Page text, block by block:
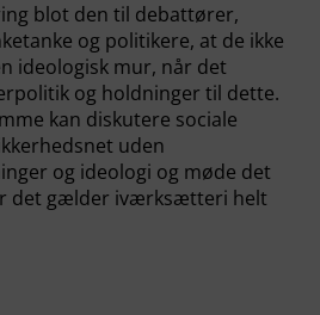
blot den til debattører,
og politikere, at de ikke
ideologisk mur, når det
og holdninger til dette.
kan diskutere sociale
uden
og ideologi og møde det
det gælder iværksætteri helt